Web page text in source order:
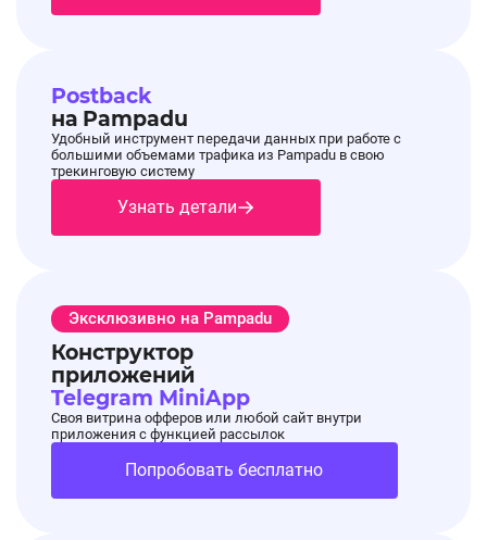
Postback
на Pampadu
Удобный инструмент передачи данных при работе с
большими объемами трафика из Pampadu в свою
трекинговую систему
Узнать детали
Эксклюзивно на Pampadu
Конструктор
приложений
Telegram MiniApp
Своя витрина офферов или любой сайт внутри
приложения с функцией рассылок
Попробовать бесплатно